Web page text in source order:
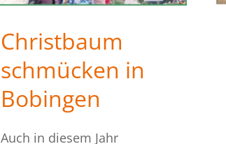
Christbaum
schmücken in
Bobingen
Auch in diesem Jahr